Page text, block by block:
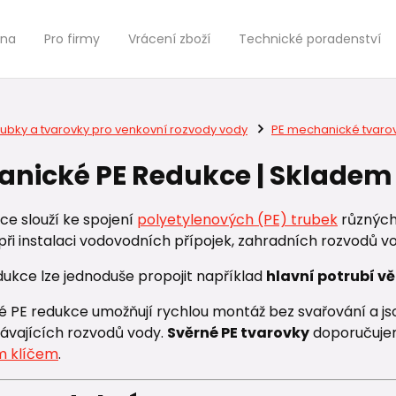
Pro firmy Vrácení zboží Technické poradenství
a tvarovky pro venkovní rozvody vody PE mechanické
PE Redukce | Skladem
slouží ke spojení polyetylenových (PE) trubek
instalaci vodovodních přípojek, zahradních rozvodů
lze jednoduše propojit například hlavní potrubí
PE redukce umožňují rychlou montáž bez svařování a
rozvodů vody. Svěrné PE tvarovky
klíčem.